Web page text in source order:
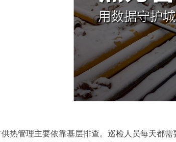
热管理主要依靠基层排查。巡检人员每天都